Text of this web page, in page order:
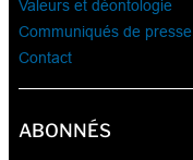
Valeurs et déontologie
Communiqués de presse
Contact
ABONNÉS